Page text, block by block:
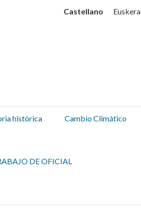
Castellano Euskera
histórica Cambio Climático
DE OFICIAL